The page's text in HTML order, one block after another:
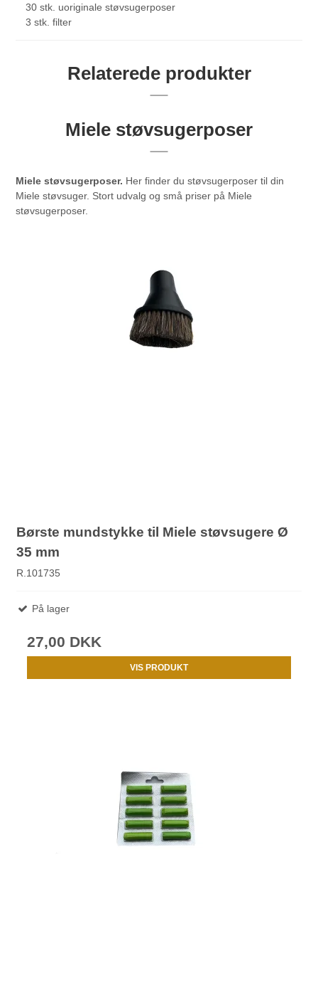
30 stk. uoriginale støvsugerposer
3 stk. filter
Relaterede produkter
Miele støvsugerposer
Miele støvsugerposer. Her finder du støvsugerposer til din
Miele støvsuger. Stort udvalg og små priser på Miele
støvsugerposer.
Børste mundstykke til Miele støvsugere Ø
35 mm
R.101735
På lager
27,00 DKK
VIS PRODUKT